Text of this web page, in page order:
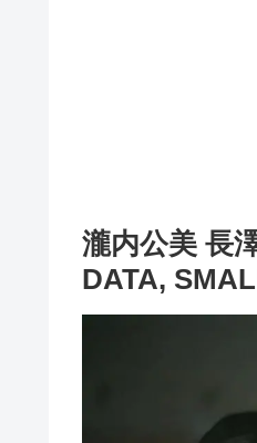
瀧内公美 長
DATA,